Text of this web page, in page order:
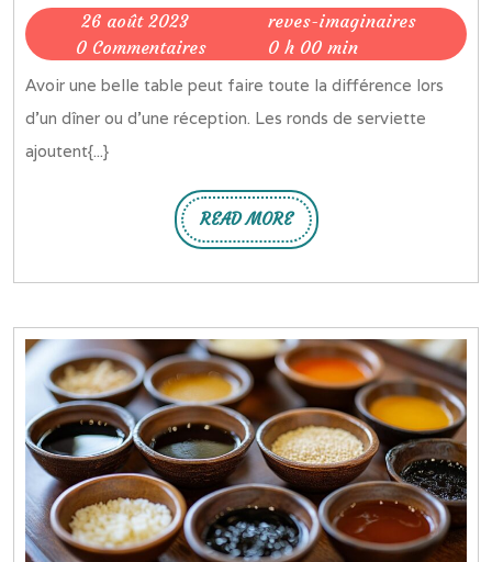
:
Des
ronds
de
pas
chers
votre
table
26 août 202326
août
reves-imaginairesreves-
0 Commentaires 0 h 00 min
Avoir une belle table peut faire toute la différence lors
d’un dîner ou d’une réception. Les ronds de serviette
ajoutent{...}
READ MORE
READ
MORE